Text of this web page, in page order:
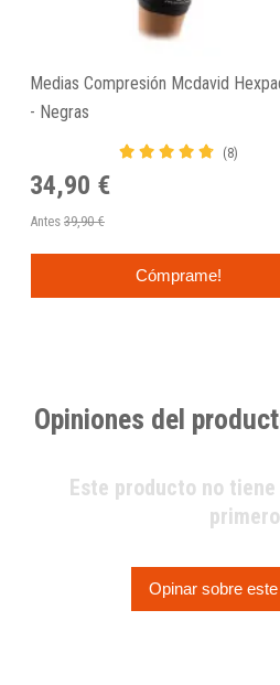
Medias Compresión Mcdavid
- Negras
(8)
34,90 €
Antes 39,90 €
Cómprame!
Opiniones del
Este producto no tiene
Opinar sobre